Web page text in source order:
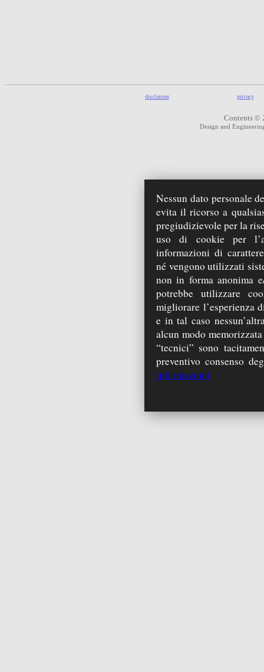
disclaimer privacy
Contents ©
Design and
Nessun dato personale
evita il ricorso a
pregiudizievole per la
uso di cookie per
informazioni di
né vengono utilizzati
non in forma anonima
potrebbe utilizzare
migliorare l’esperienza
e in tal caso
alcun modo
“tecnici” sono
preventivo consenso
informazioni